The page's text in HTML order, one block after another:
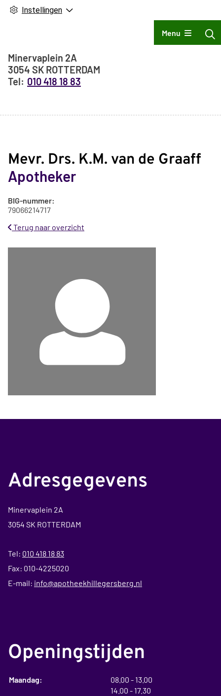
Instellingen
Hoofdmenu
Menu
Adresgegevens
Minervaplein 2A
3054 SK ROTTERDAM
010 418 18 83
Mevr. Drs. K.M. van de Graaff
Apotheker
BIG-nummer:
79066214717
Terug naar overzicht
Adresgegevens
Minervaplein 2A
3054 SK ROTTERDAM
Tel: 010 418 18 83
Fax: 010-4225020
E-mail: info@apotheekhillegersberg.nl
Openingstijden
Maandag: 08.00 tot
- 13.00
14.00 tot
- 17.30